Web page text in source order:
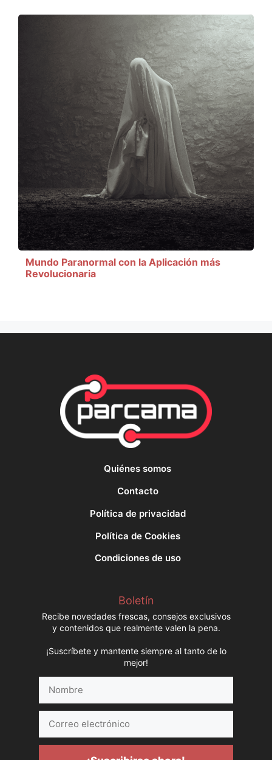
Mundo Paranormal con la Aplicación más
Revolucionaria
Quiénes somos
Contacto
Política de privacidad
Política de Cookies
Condiciones de uso
Boletín
Recibe novedades frescas, consejos exclusivos
y contenidos que realmente valen la pena.
¡Suscríbete y mantente siempre al tanto de lo
mejor!
electrónico